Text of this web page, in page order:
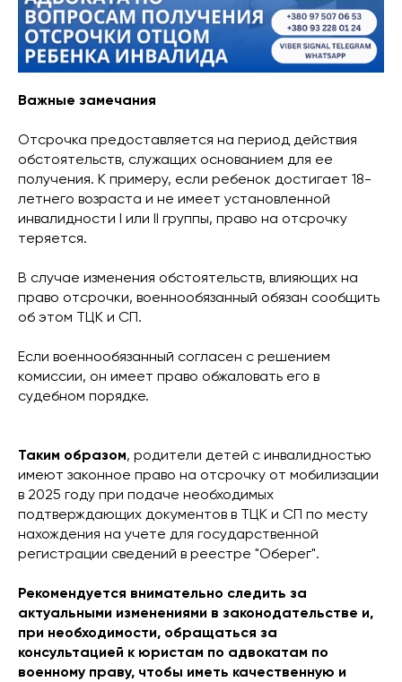
Важные замечания
Отсрочка предоставляется на период действия
обстоятельств, служащих основанием для ее
получения. К примеру, если ребенок достигает 18-
летнего возраста и не имеет установленной
инвалидности I или II группы, право на отсрочку
теряется.
В случае изменения обстоятельств, влияющих на
право отсрочки, военнообязанный обязан сообщить
об этом ТЦК и СП.
Если военнообязанный согласен с решением
комиссии, он имеет право обжаловать его в
судебном порядке.
Таким образом, родители детей с инвалидностью
имеют законное право на отсрочку от мобилизации
в 2025 году при подаче необходимых
подтверждающих документов в ТЦК и СП по месту
нахождения на учете для государственной
регистрации сведений в реестре "Оберег".
Рекомендуется внимательно следить за
актуальными изменениями в законодательстве и,
при необходимости, обращаться за
консультацией к юристам по адвокатам по
военному праву, чтобы иметь качественную и